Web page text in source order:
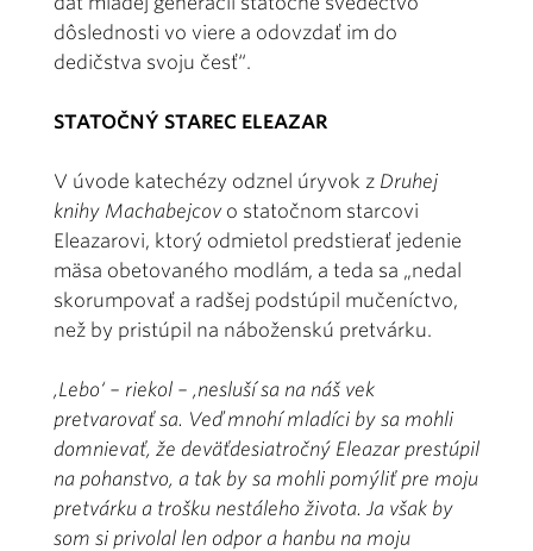
dôslednosti vo viere a odovzdať im do
dedičstva svoju česť“.
STATOČNÝ STAREC ELEAZAR
V úvode katechézy odznel úryvok z Druhej
knihy Machabejcovo statočnom starcovi
Eleazarovi, ktorý odmietol predstierať jedenie
mäsa obetovaného modlám, a teda sa „nedal
skorumpovať a radšej podstúpil mučeníctvo,
než by pristúpil na náboženskú pretvárku.
‚Lebo‘ – riekol – ‚nesluší sa na náš vek
pretvarovať sa. Veď mnohí mladíci by sa mohli
domnievať, že deväťdesiatročný Eleazar prestúpil
na pohanstvo, a tak by sa mohli pomýliť pre moju
pretvárku a trošku nestáleho života. Ja však by
som si privolal len odpor a hanbu na moju